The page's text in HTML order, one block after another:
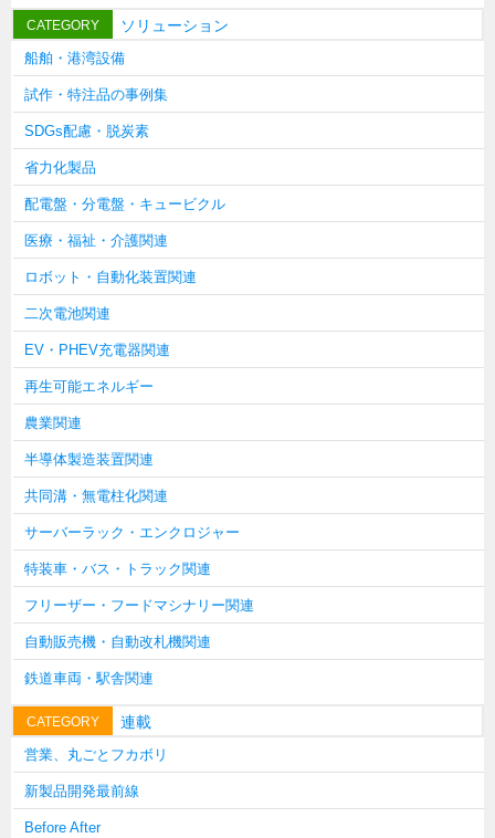
社外セミナー
タキゲンの歴史
110周年企画
タキゲン売上ランキング
展示トラック
タキスポ
タキ旅レポ
タキネタ
韓国
上海
タイ
台湾
採用情報
インタビュー
入社１年目アンケート
入社式・創立記念式典
新年賀詞交歓会
メディア情報
CATEGORY ソリューション
船舶・港湾設備
試作・特注品の事例集
SDGs配慮・脱炭素
省力化製品
配電盤・分電盤・キュービクル
医療・福祉・介護関連
ロボット・自動化装置関連
二次電池関連
EV・PHEV充電器関連
再生可能エネルギー
農業関連
半導体製造装置関連
共同溝・無電柱化関連
サーバーラック・エンクロジャー
特装車・バス・トラック関連
フリーザー・フードマシナリー関連
自動販売機・自動改札機関連
鉄道車両・駅舎関連
CATEGORY 連載
営業、丸ごとフカボリ
新製品開発最前線
Before After